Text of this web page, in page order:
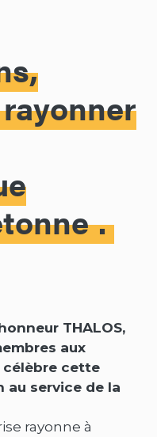
THALOS,
aux
célèbre cette
au service de la
rayonne à